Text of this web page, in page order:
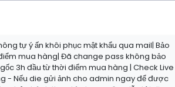
tự ý ấn khôi phục mật khẩu qua mail| Bảo
mua hàng| Đã change pass không bảo
3h đầu từ thời điểm mua hàng | Check Live
- Nếu die gửi ảnh cho admin ngay để được